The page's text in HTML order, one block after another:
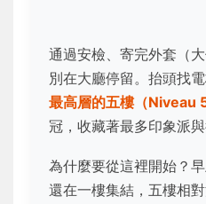
通過安檢、寄完外套（
別在大廳停留。抬頭找
最高層的五樓（Niveau 5
冠，收藏著最多印象派
為什麼要從這裡開始？
還在一樓集結，五樓相